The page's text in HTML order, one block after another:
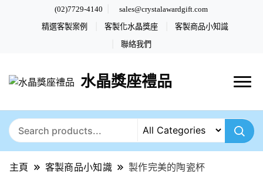
(02)7729-4140 sales@crystalawardgift.com
精選客製案例 客製化水晶獎座 客製商品小知識
聯絡我們
水晶獎座禮品
主頁 客製商品小知識 製作完美的陶瓷杯